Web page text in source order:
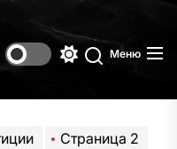
Поиск
Меню
Страница 2